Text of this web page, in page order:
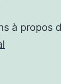
à propos